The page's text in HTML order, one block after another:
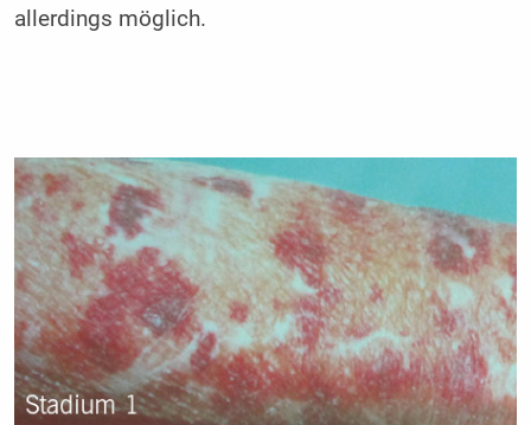
allerdings möglich.